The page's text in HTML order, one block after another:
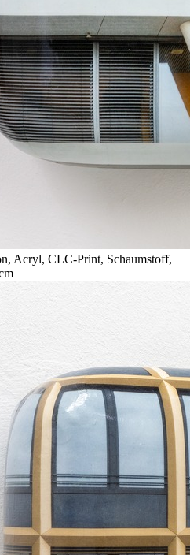
Acryl, CLC-Print, Schaumstoff,